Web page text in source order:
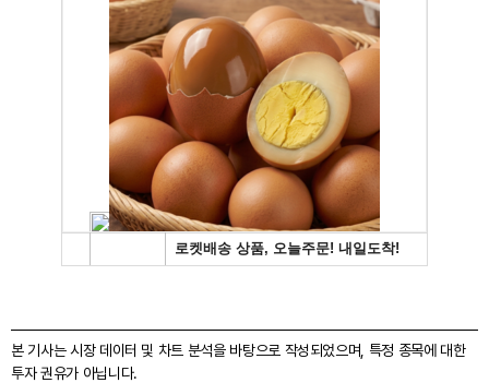
본 기사는 시장 데이터 및 차트 분석을 바탕으로 작성되었으며, 특정 종목에 대한
투자 권유가 아닙니다.